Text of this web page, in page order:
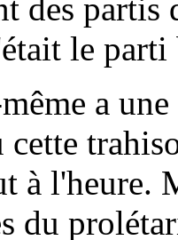
des partis
le
a
à l'heure.
du